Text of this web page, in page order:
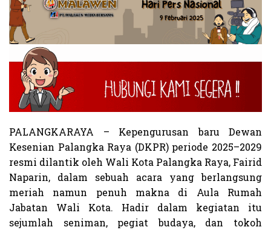
PALANGKARAYA – Kepengurusan baru Dewan
Kesenian Palangka Raya (DKPR) periode 2025–2029
resmi dilantik oleh Wali Kota Palangka Raya, Fairid
Naparin, dalam sebuah acara yang berlangsung
meriah namun penuh makna di Aula Rumah
Jabatan Wali Kota. Hadir dalam kegiatan itu
sejumlah seniman, pegiat budaya, dan tokoh